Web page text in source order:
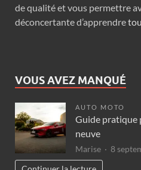
de qualité et vous permettre
déconcertante d’apprendre
VOUS AVEZ MANQUÉ
AUTO MOTO
Guide pratique
neuve
Marise
8